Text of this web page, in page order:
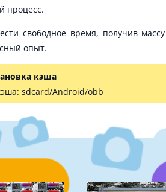
процесс.
свободное время, получив
опыт.
кэша
sdcard/Android/obb